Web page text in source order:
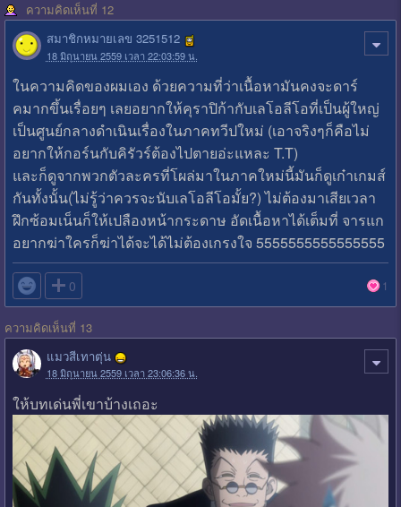
ความคิดเห็นที่ 12
สมาชิกหมายเลข 3251512
18 มิถุนายน 2559 เวลา 22:03:59 น.
ในความคิดของผมเอง ด้วยความที่ว่าเนื้อหามันคงจะดาร์
คมากขึ้นเรื่อยๆ เลยอยากให้คุราปิก้ากับเลโอลีโอที่เป็นผู้ใหญ่
เป็นศูนย์กลางดำเนินเรื่องในภาคทวีปใหม่ (เอาจริงๆก็คือไม่
อยากให้กอร์นกับคิรัวร์ต้องไปตายอ่ะแหละ T.T)
และก็ดูจากพวกตัวละครที่โผล่มาในภาคใหม่นี้มันก็ดูเก๋าเกมส์
กันทั้งนั้น(ไม่รู้ว่าควรจะนับเลโอลีโอมั้ย?) ไม่ต้องมาเสียเวลา
ฝึกซ้อมเน็นก็ให้เปลืองหน้ากระดาษ อัดเนื้อหาได้เต็มที่ จารแก
อยากฆ่าใครก็ฆ่าได้จะได้ไม่ต้องเกรงใจ 5555555555555555
 0 1
ความคิดเห็นที่ 13
แมวสีเทาตุ่น
18 มิถุนายน 2559 เวลา 23:06:36 น.
ให้บทเด่นพี่เขาบ้างเถอะ